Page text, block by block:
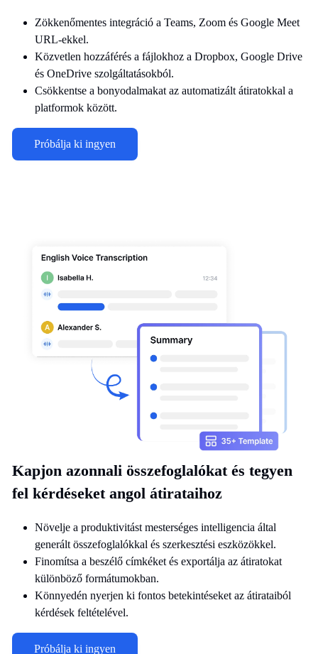
Zökkenőmentes integráció a Teams, Zoom és Google Meet
URL-ekkel.
Közvetlen hozzáférés a fájlokhoz a Dropbox, Google Drive
és OneDrive szolgáltatásokból.
Csökkentse a bonyodalmakat az automatizált átiratokkal a
platformok között.
Próbálja ki ingyen
Kapjon azonnali összefoglalókat és tegyen
fel kérdéseket angol átirataihoz
Növelje a produktivitást mesterséges intelligencia által
generált összefoglalókkal és szerkesztési eszközökkel.
Finomítsa a beszélő címkéket és exportálja az átiratokat
különböző formátumokban.
Könnyedén nyerjen ki fontos betekintéseket az átirataiból
kérdések feltételével.
Próbálja ki ingyen